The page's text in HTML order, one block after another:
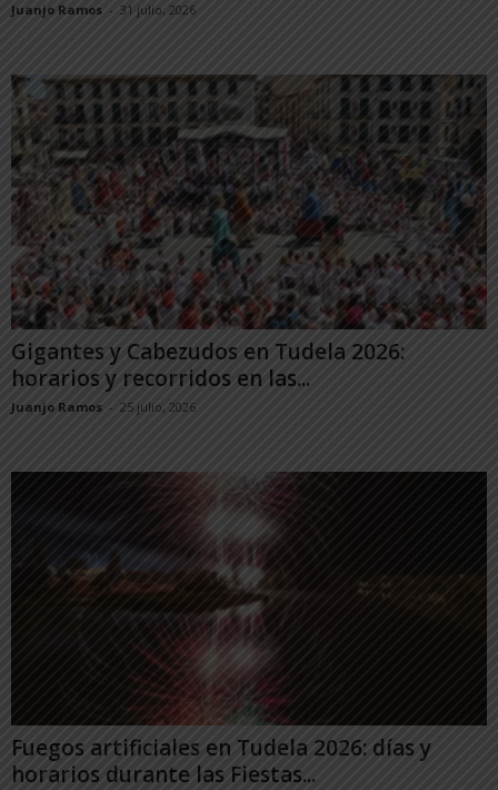
Juanjo Ramos - 31 julio, 2026
Gigantes y Cabezudos en Tudela 2026:
horarios y recorridos en las...
Juanjo Ramos - 25 julio, 2026
Fuegos artificiales en Tudela 2026: días y
horarios durante las Fiestas...